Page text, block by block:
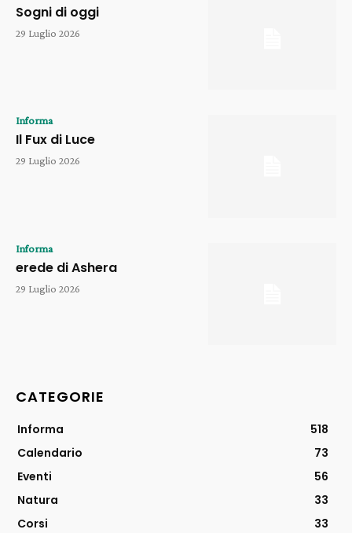
Sogni di oggi
29 Luglio 2026
Informa
Il Fux di Luce
29 Luglio 2026
Informa
erede di Ashera
29 Luglio 2026
CATEGORIE
Informa
518
Calendario
73
Eventi
56
Natura
33
Corsi
33